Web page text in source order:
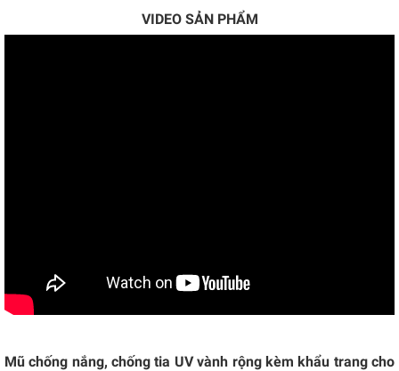
VIDEO SẢN PHẨM
Mũ chống nắng, chống tia UV vành rộng kèm khẩu trang cho